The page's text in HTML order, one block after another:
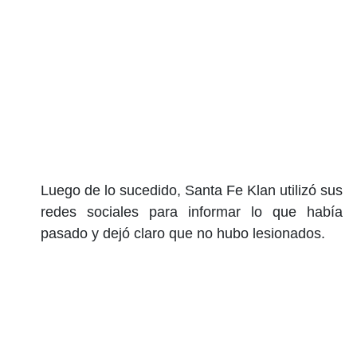
Luego de lo sucedido, Santa Fe Klan utilizó sus
redes sociales para informar lo que había
pasado y dejó claro que no hubo lesionados.